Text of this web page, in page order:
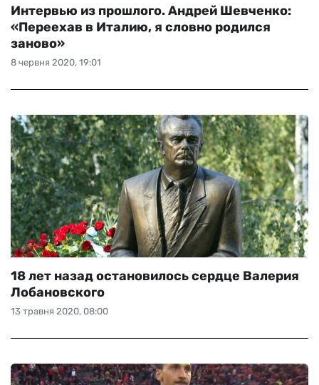
8 червня 2020, 19:01
Интервью из прошлого. Андрей Шевченко:
«Переехав в Италию, я словно родился
заново»
13 травня 2020, 08:00
18 лет назад остановилось сердце Валерия
Лобановского